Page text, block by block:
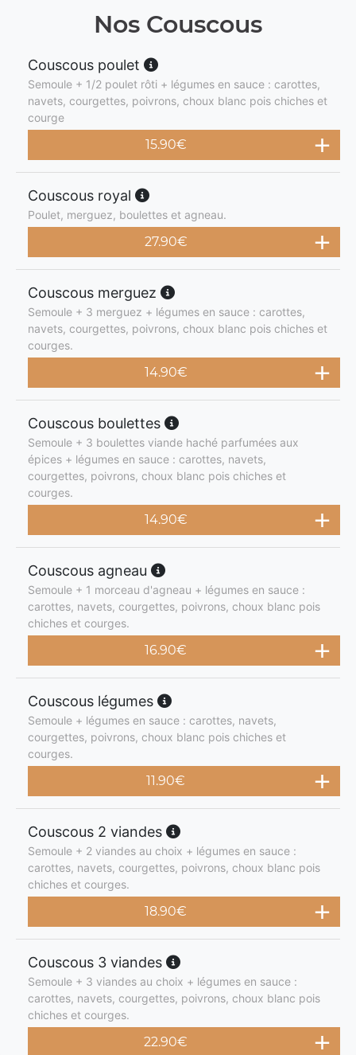
Nos Couscous
Couscous poulet
Semoule + 1/2 poulet rôti + légumes en sauce : carottes,
navets, courgettes, poivrons, choux blanc pois chiches et
courge
15.90€
Couscous royal
Poulet, merguez, boulettes et agneau.
27.90€
Couscous merguez
Semoule + 3 merguez + légumes en sauce : carottes,
navets, courgettes, poivrons, choux blanc pois chiches et
courges.
14.90€
Couscous boulettes
Semoule + 3 boulettes viande haché parfumées aux
épices + légumes en sauce : carottes, navets,
courgettes, poivrons, choux blanc pois chiches et
courges.
14.90€
Couscous agneau
Semoule + 1 morceau d'agneau + légumes en sauce :
carottes, navets, courgettes, poivrons, choux blanc pois
chiches et courges.
16.90€
Couscous légumes
Semoule + légumes en sauce : carottes, navets,
courgettes, poivrons, choux blanc pois chiches et
courges.
11.90€
Couscous 2 viandes
Semoule + 2 viandes au choix + légumes en sauce :
carottes, navets, courgettes, poivrons, choux blanc pois
chiches et courges.
18.90€
Couscous 3 viandes
Semoule + 3 viandes au choix + légumes en sauce :
carottes, navets, courgettes, poivrons, choux blanc pois
chiches et courges.
22.90€